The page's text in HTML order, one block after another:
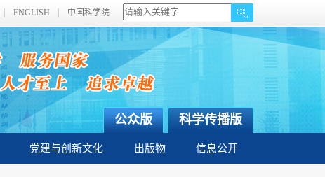
ENGLISH 中国科学院
科学传播版
公众版
党建与创新文化 出版物 信息公开